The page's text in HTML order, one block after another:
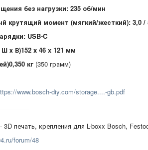
без нагрузки: 235 об/мин
крутящий момент (мягкий/жесткий): 3,0 /
USB-C
х В)152 x 46 x 121 мм
0,350 кг (350 грамм)
www.bosch-diy.com/storage....-gb.pdf
3D печать, крепления для L-boxx Bosch,
forum/48